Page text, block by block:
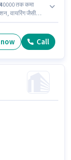
तक कमा
वायरिंग जैसी
Call